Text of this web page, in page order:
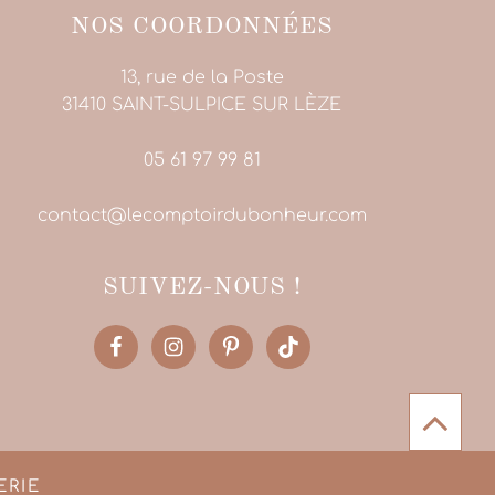
NOS COORDONNÉES
13, rue de la Poste
31410 SAINT-SULPICE SUR LÈZE
05 61 97 99 81
contact@lecomptoirdubonheur.com
SUIVEZ-NOUS !